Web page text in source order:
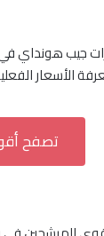
الأسعار
تصفح